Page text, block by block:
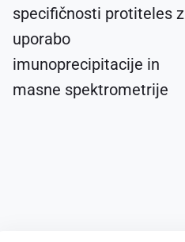
specifičnosti protiteles z
uporabo
imunoprecipitacije in
masne spektrometrije